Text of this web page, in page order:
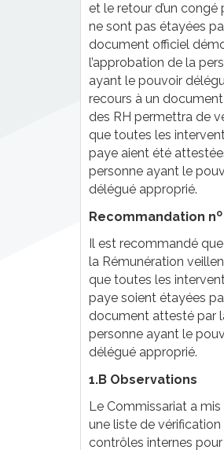
et le retour d’un congé
ne sont pas étayées
document officiel
l’approbation de la
ayant le pouvoir
recours à un
des RH permettra de
que toutes les
paye aient été
personne ayant le
délégué approprié.
Recommandation no
Il est recommandé
la Rémunération
que toutes les
paye soient étayées
document attesté par
personne ayant le
délégué approprié.
1.B Observations
Le Commissariat a
une liste de vérification
contrôles internes pour